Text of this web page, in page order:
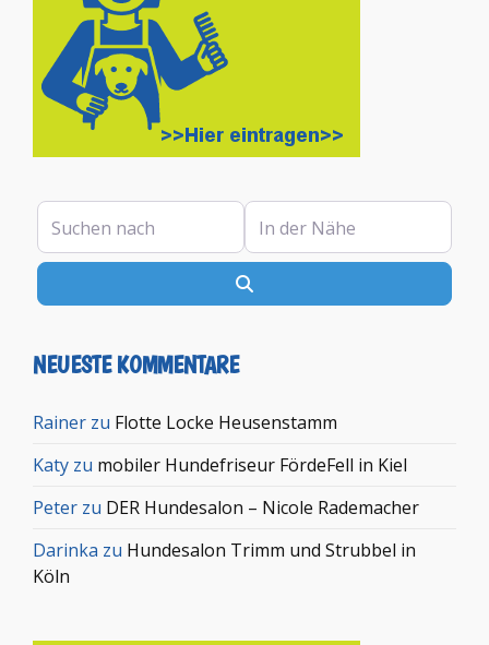
Suchen nach In der Nähe
NEUESTE KOMMENTARE
Rainer zu Flotte Locke Heusenstamm
Katy zu mobiler Hundefriseur FördeFell in Kiel
Peter zu DER Hundesalon – Nicole Rademacher
Darinka zu Hundesalon Trimm und Strubbel in
Köln